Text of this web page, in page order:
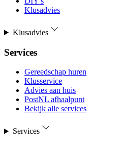
Klusadvies
Klusadvies
Services
Gereedschap huren
Klusservice
Advies aan huis
PostNL afhaalpunt
Bekijk alle services
Services